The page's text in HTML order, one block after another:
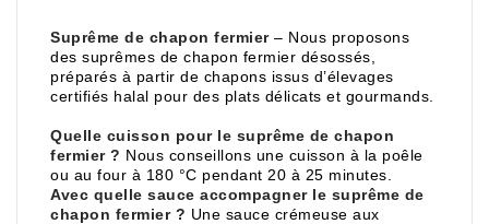
Suprême de chapon fermier– Nous proposons
des suprêmes de chapon fermier désossés,
préparés à partir de chapons issus d’élevages
certifiés halal pour des plats délicats et gourmands.
Quelle cuisson pour le suprême de chapon
fermier ? Nous conseillons une cuisson à la poêle
ou au four à 180 °C pendant 20 à 25 minutes.
Avec quelle sauce accompagner le suprême de
chapon fermier ? Une sauce crémeuse aux